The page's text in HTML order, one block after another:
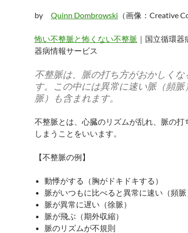
by Quinn Dombrowski （画像：Creative
怖い不整脈と怖くない不整脈 ｜国立循環
器病情報サービス
不整脈は、脈の打ち方がおかしくな
す。この中には異常に速い脈（頻
脈）も含まれます。
不整脈とは、心臓のリズムが乱れ、脈の打
しまうことをいいます。
【不整脈の例】
動悸がする（胸がドキドキする）
脈がいつもに比べると異常に速い（頻脈
脈が異常に遅い（徐脈）
脈が飛ぶ（期外収縮）
脈のリズムが不規則